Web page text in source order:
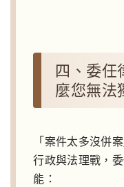
四、委任
麼您無法
「案件太多沒併
行政與法理戰，
能：